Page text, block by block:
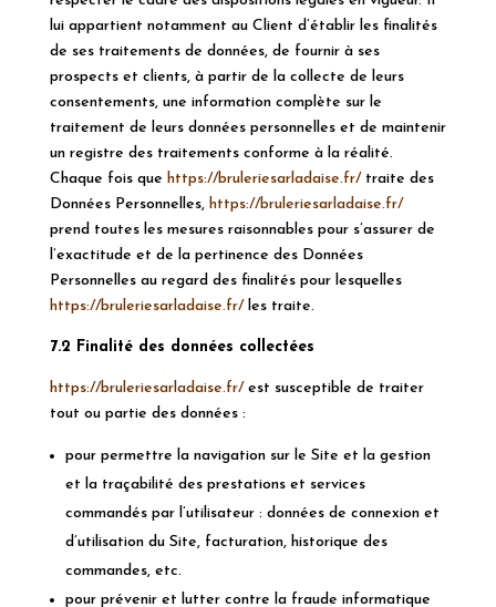
lui appartient notamment au Client d’établir les finalités
de ses traitements de données, de fournir à ses
prospects et clients, à partir de la collecte de leurs
consentements, une information complète sur le
traitement de leurs données personnelles et de maintenir
un registre des traitements conforme à la réalité.
Chaque fois que https://bruleriesarladaise.fr/traite des
Données Personnelles, https://bruleriesarladaise.fr/
prend toutes les mesures raisonnables pour s’assurer de
l’exactitude et de la pertinence des Données
Personnelles au regard des finalités pour lesquelles
https://bruleriesarladaise.fr/ les traite.
7.2 Finalité des données collectées
https://bruleriesarladaise.fr/est susceptible de traiter
tout ou partie des données :
pour permettre la navigation sur le Site et la gestion
et la traçabilité des prestations et services
commandés par l’utilisateur : données de connexion et
d’utilisation du Site, facturation, historique des
commandes, etc.
pour prévenir et lutter contre la fraude informatique